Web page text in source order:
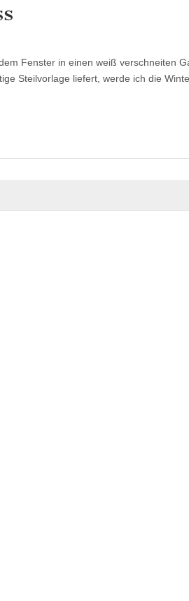
Fenster in einen weiß verschneiten
Steilvorlage liefert, werde ich die